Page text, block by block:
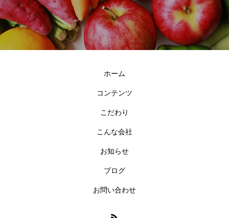
ホーム
コンテンツ
こだわり
こんな会社
お知らせ
ブログ
お問い合わせ